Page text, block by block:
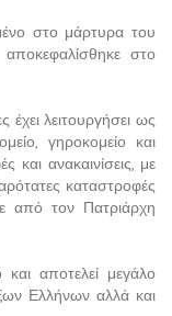
στο μάρτυρα του
στο
λειτουργήσει ως
γηροκομείο και
και ανακαινίσεις, με
καταστροφές
από τον Πατριάρχη
και αποτελεί μεγάλο
Ελλήνων αλλά και